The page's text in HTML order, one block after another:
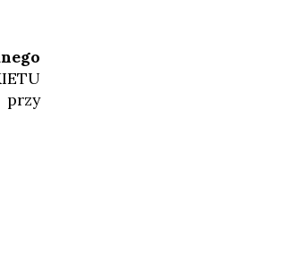
przy